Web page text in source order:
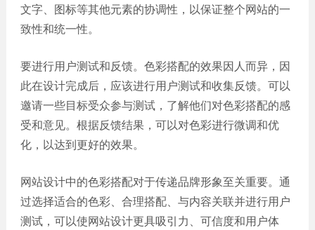
文字、图标等其他元素的协调性，以保证整个网站的一
致性和统一性。
要进行用户测试和反馈。色彩搭配的效果因人而异，因
此在设计完成后，应该进行用户测试和收集反馈。可以
邀请一些目标受众参与测试，了解他们对色彩搭配的感
受和意见。根据反馈结果，可以对色彩进行微调和优
化，以达到更好的效果。
网站设计中的色彩搭配对于传递品牌形象至关重要。通
过选择适合的色彩、合理搭配、与内容关联并进行用户
测试，可以使网站设计更具吸引力、可信度和用户体